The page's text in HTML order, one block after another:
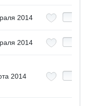
2014
2014
2014